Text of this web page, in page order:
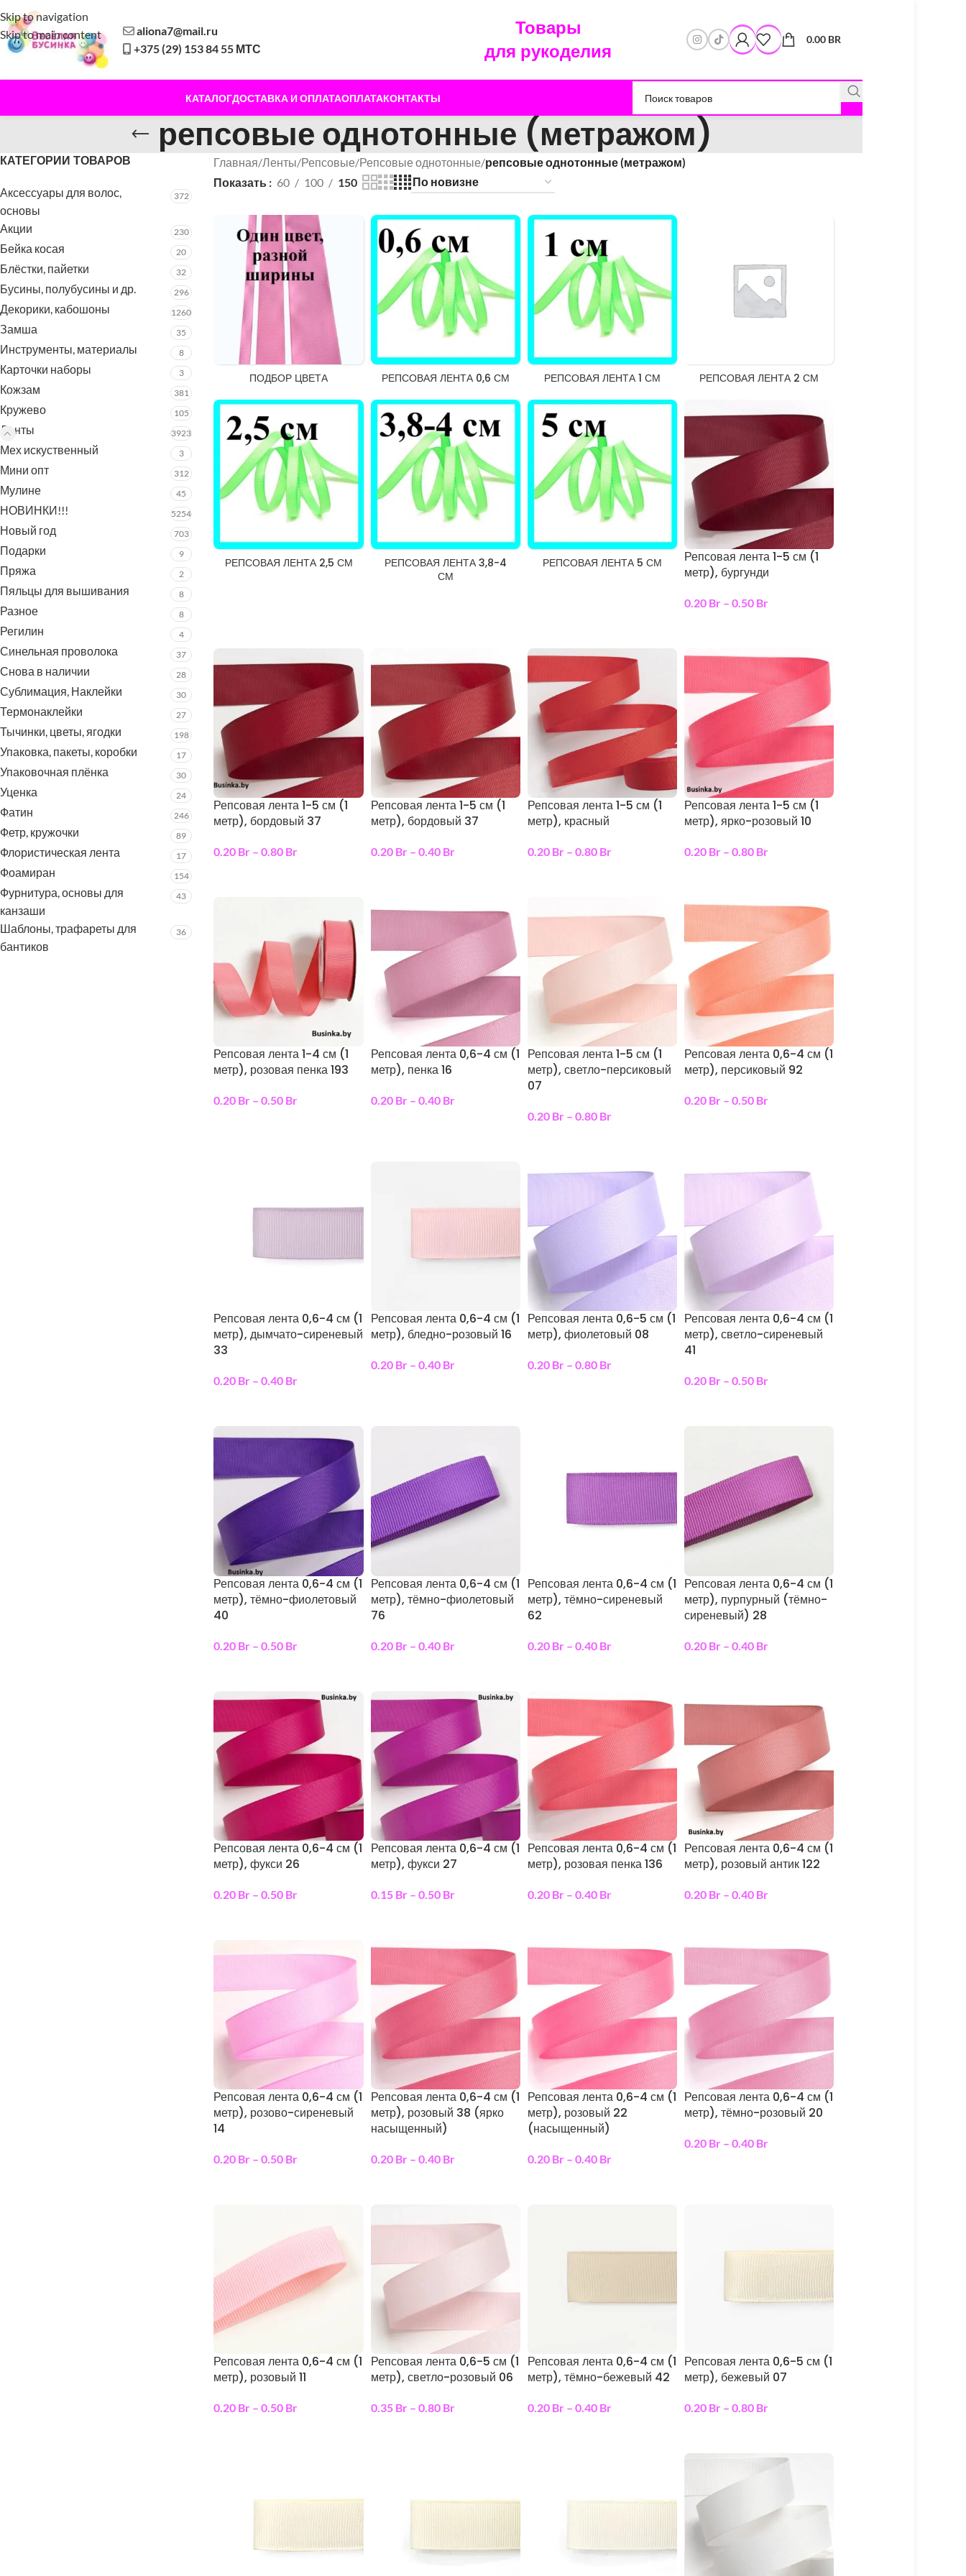
Skip to navigation
Skip to main content
aliona7@mail.ru
+375 (29) 153 84 55 МТС
Товары
для рукоделия
0.00 BR
КАТАЛОГДОСТАВКА И ОПЛАТАОПЛАТАКОНТАКТЫ
репсовые однотонные (метражом)
КАТЕГОРИИ ТОВАРОВ
Аксессуары для волос,
основы
372
Акции 230
Бейка косая 20
Блёстки, пайетки 32
Бусины, полубусины и др. 296
Декорики, кабошоны 1260
Замша 35
Инструменты, материалы 8
Карточки наборы 3
Кожзам 381
Кружево 105
Ленты 3923
Мех искуственный 3
Мини опт 312
Мулине 45
НОВИНКИ!!! 5254
Новый год 703
Подарки 9
Пряжа 2
Пяльцы для вышивания 8
Разное 8
Регилин 4
Синельная проволока 37
Снова в наличии 28
Сублимация, Наклейки 30
Термонаклейки 27
Тычинки, цветы, ягодки 198
Упаковка, пакеты, коробки 17
Упаковочная плёнка 30
Уценка 24
Фатин 246
Фетр, кружочки 89
Флористическая лента 17
Фоамиран 154
Фурнитура, основы для
канзаши
43
Шаблоны, трафареты для
бантиков
36
Главная/Ленты/Репсовые/Репсовые однотонные/репсовые однотонные (метражом)
Показать
60 100 150
ПОДБОР ЦВЕТА РЕПСОВАЯ ЛЕНТА 0,6 СМ РЕПСОВАЯ ЛЕНТА 1 СМ РЕПСОВАЯ ЛЕНТА 2 СМ
РЕПСОВАЯ ЛЕНТА 2,5 СМ
РЕПСОВАЯ ЛЕНТА 3,8-4
СМ
РЕПСОВАЯ ЛЕНТА 5 СМ
Репсовая лента 1-5 см (1
метр), бургунди
0.20 Br – 0.50 Br
Репсовая лента 1-5 см (1
метр), бордовый 37
0.20 Br – 0.80 Br
Репсовая лента 1-5 см (1
метр), бордовый 37
0.20 Br – 0.40 Br
Репсовая лента 1-5 см (1
метр), красный
0.20 Br – 0.80 Br
Репсовая лента 1-5 см (1
метр), ярко-розовый 10
0.20 Br – 0.80 Br
Репсовая лента 1-4 см (1
метр), розовая пенка 193
0.20 Br – 0.50 Br
Репсовая лента 0,6-4 см (1
метр), пенка 16
0.20 Br – 0.40 Br
Репсовая лента 1-5 см (1
метр), светло-персиковый
07
0.20 Br – 0.80 Br
Репсовая лента 0,6-4 см (1
метр), персиковый 92
0.20 Br – 0.50 Br
Репсовая лента 0,6-4 см (1
метр), дымчато-сиреневый
33
0.20 Br – 0.40 Br
Репсовая лента 0,6-4 см (1
метр), бледно-розовый 16
0.20 Br – 0.40 Br
Репсовая лента 0,6-5 см (1
метр), фиолетовый 08
0.20 Br – 0.80 Br
Репсовая лента 0,6-4 см (1
метр), светло-сиреневый
41
0.20 Br – 0.50 Br
Репсовая лента 0,6-4 см (1
метр), тёмно-фиолетовый
40
0.20 Br – 0.50 Br
Репсовая лента 0,6-4 см (1
метр), тёмно-фиолетовый
76
0.20 Br – 0.40 Br
Репсовая лента 0,6-4 см (1
метр), тёмно-сиреневый
62
0.20 Br – 0.40 Br
Репсовая лента 0,6-4 см (1
метр), пурпурный (тёмно-
сиреневый) 28
0.20 Br – 0.40 Br
Репсовая лента 0,6-4 см (1
метр), фукси 26
0.20 Br – 0.50 Br
Репсовая лента 0,6-4 см (1
метр), фукси 27
0.15 Br – 0.50 Br
Репсовая лента 0,6-4 см (1
метр), розовая пенка 136
0.20 Br – 0.40 Br
Репсовая лента 0,6-4 см (1
метр), розовый антик 122
0.20 Br – 0.40 Br
Репсовая лента 0,6-4 см (1
метр), розово-сиреневый
14
0.20 Br – 0.50 Br
Репсовая лента 0,6-4 см (1
метр), розовый 38 (ярко
насыщенный)
0.20 Br – 0.40 Br
Репсовая лента 0,6-4 см (1
метр), розовый 22
(насыщенный)
0.20 Br – 0.40 Br
Репсовая лента 0,6-4 см (1
метр), тёмно-розовый 20
0.20 Br – 0.40 Br
Репсовая лента 0,6-4 см (1
метр), розовый 11
0.20 Br – 0.50 Br
Репсовая лента 0,6-5 см (1
метр), светло-розовый 06
0.35 Br – 0.80 Br
Репсовая лента 0,6-4 см (1
метр), тёмно-бежевый 42
0.20 Br – 0.40 Br
Репсовая лента 0,6-5 см (1
метр), бежевый 07
0.20 Br – 0.80 Br